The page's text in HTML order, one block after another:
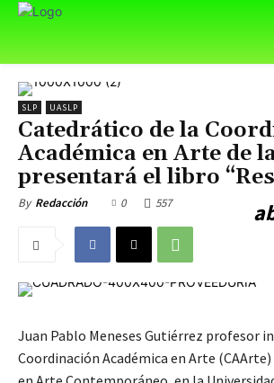
SLP UASLP
Catedrático de la
Académica en Arte de
presentará el libro
By Redacción 0 557
Juan Pablo Meneses Gutiérrez profesor
Coordinación Académica en Arte